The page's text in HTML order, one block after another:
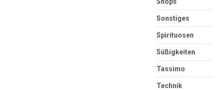
Sonstiges
Spirituosen
Süßigkeiten
Tassimo
Technik